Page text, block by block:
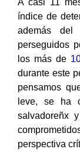
índice de
además del
perseguidos
los más de
durante este
pensamos
leve, se ha
salvadoreñx
perspectiva